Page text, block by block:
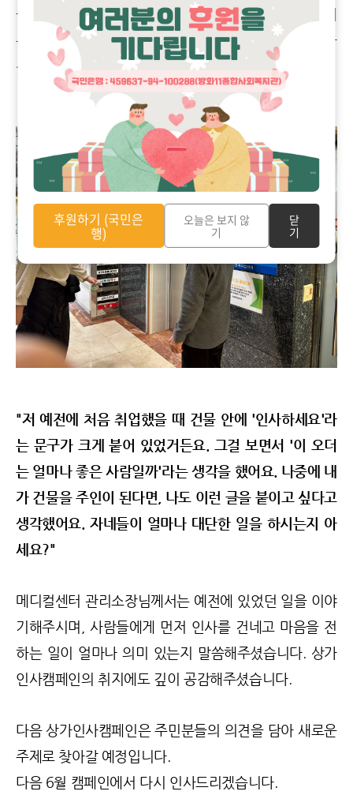
을 걸어주셨습니다. 어떤 내용인지 설명을 들으신 뒤에
는 좋다며, 하나 가져가 이웃에게도 전해주고 싶다고 하
셨습니다.
"저 예전에 처음 취업했을 때 건물 안에 '인사하세요'라
는 문구가 크게 붙어 있었거든요. 그걸 보면서 '이 오더
는 얼마나 좋은 사람일까'라는 생각을 했어요. 나중에 내
가 건물을 주인이 된다면, 나도 이런 글을 붙이고 싶다고
생각했어요. 자네들이 얼마나 대단한 일을 하시는지 아
세요?"
메디컬센터 관리소장님께서는 예전에 있었던 일을 이야
기해주시며, 사람들에게 먼저 인사를 건네고 마음을 전
하는 일이 얼마나 의미 있는지 말씀해주셨습니다. 상가
인사캠페인의 취지에도 깊이 공감해주셨습니다.
다음 상가인사캠페인은 주민분들의 의견을 담아 새로운
주제로 찾아갈 예정입니다.
다음 6월 캠페인에서 다시 인사드리겠습니다.
후원하기 (국민은
행)
오늘은 보지 않
기
닫
기